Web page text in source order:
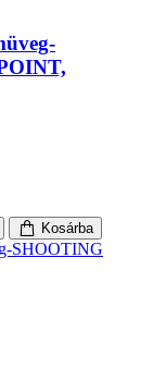
Kosárba